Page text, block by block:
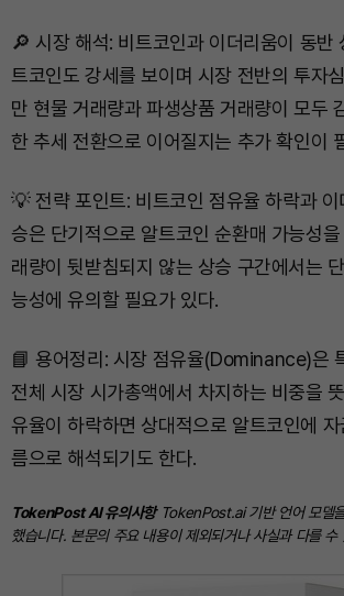
🔎 시장 해석: 비트코인과 이더리움이 동반
트코인도 강세를 보이며 시장 전반의 투자
만 현물 거래량과 파생상품 거래량이 모두
한 추세 전환으로 이어질지는 추가 확인이
💡 전략 포인트: 비트코인 점유율 하락과
승은 단기적으로 알트코인 순환매 가능성을
래량이 뒷받침되지 않는 상승 구간에서는
능성에 유의할 필요가 있다.
📘 용어정리: 시장 점유율(Dominance)은
전체 시장 시가총액에서 차지하는 비중을
유율이 하락하면 상대적으로 알트코인에
름으로 해석되기도 한다.
TokenPost AI 유의사항TokenPost.ai 기반 언어 모델
했습니다. 본문의 주요 내용이 제외되거나 사실과 다를 수